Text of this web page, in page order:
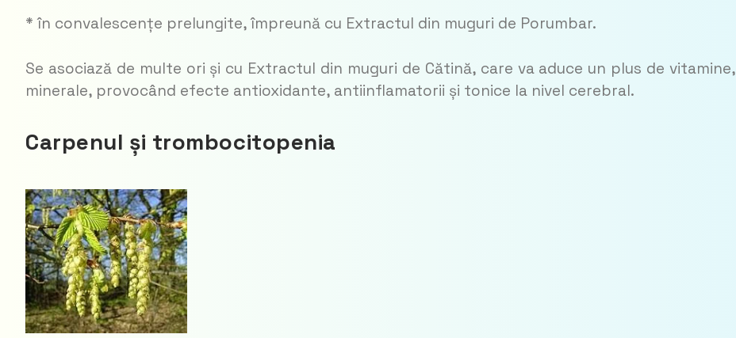
* în convalescențe prelungite, împreună cu Extractul din muguri de Porumbar.
Se asociază de multe ori și cu Extractul din mu­guri de Cătină, care va aduce un plus de vitamine,
minerale, provocând efecte antioxidante, antiinfla­matorii și tonice la nivel cerebral.
Carpenul și trombocitopenia